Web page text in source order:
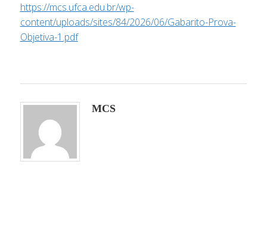
Corpo
https://mcs.ufca.edu.br/wp-
content/uploads/sites/84/2026/06/Gabarito-Prova-
Objetiva-1.pdf
MCS